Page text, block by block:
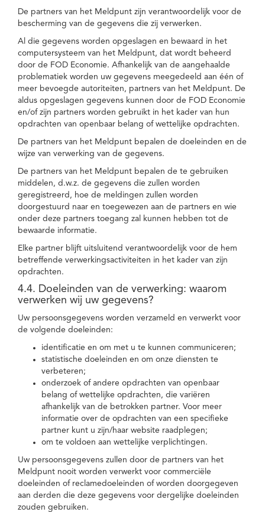
De partners van het Meldpunt zijn verantwoordelijk voor de
bescherming van de gegevens die zij verwerken.
Al die gegevens worden opgeslagen en bewaard in het
computersysteem van het Meldpunt, dat wordt beheerd
door de FOD Economie. Afhankelijk van de aangehaalde
problematiek worden uw gegevens meegedeeld aan één of
meer bevoegde autoriteiten, partners van het Meldpunt. De
aldus opgeslagen gegevens kunnen door de FOD Economie
en/of zijn partners worden gebruikt in het kader van hun
opdrachten van openbaar belang of wettelijke opdrachten.
De partners van het Meldpunt bepalen de doeleinden en de
wijze van verwerking van de gegevens.
De partners van het Meldpunt bepalen de te gebruiken
middelen, d.w.z. de gegevens die zullen worden
geregistreerd, hoe de meldingen zullen worden
doorgestuurd naar en toegewezen aan de partners en wie
onder deze partners toegang zal kunnen hebben tot de
bewaarde informatie.
Elke partner blijft uitsluitend verantwoordelijk voor de hem
betreffende verwerkingsactiviteiten in het kader van zijn
opdrachten.
4.4. Doeleinden van de verwerking: waarom
verwerken wij uw gegevens?
Uw persoonsgegevens worden verzameld en verwerkt voor
de volgende doeleinden:
identificatie en om met u te kunnen communiceren;
statistische doeleinden en om onze diensten te
verbeteren;
onderzoek of andere opdrachten van openbaar
belang of wettelijke opdrachten, die variëren
afhankelijk van de betrokken partner. Voor meer
informatie over de opdrachten van een specifieke
partner kunt u zijn/haar website raadplegen;
om te voldoen aan wettelijke verplichtingen.
Uw persoonsgegevens zullen door de partners van het
Meldpunt nooit worden verwerkt voor commerciële
doeleinden of reclamedoeleinden of worden doorgegeven
aan derden die deze gegevens voor dergelijke doeleinden
zouden gebruiken.